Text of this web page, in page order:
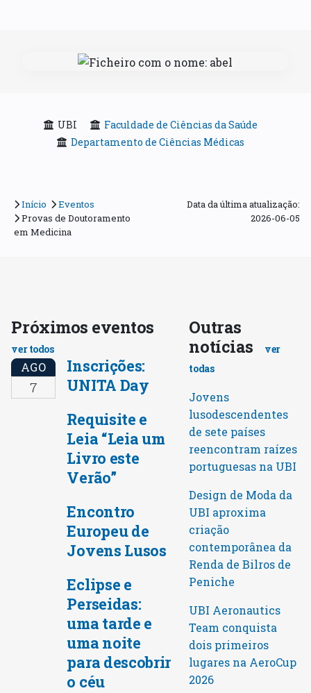
UBI
Faculdade de Ciências da Saúde
Departamento de Ciências Médicas
Início
Eventos
Provas de Doutoramento
em Medicina
Data da última atualização:
2026-06-05
Próximos eventos
ver todos
AGO
7
Inscrições:
UNITA Day
Requisite e
Leia “Leia um
Livro este
Verão”
Encontro
Europeu de
Jovens Lusos
Eclipse e
Perseidas:
uma tarde e
uma noite
para descobrir
o céu
Outras
notícias
ver
todas
Jovens
lusodescendentes
de sete países
reencontram raízes
portuguesas na UBI
Design de Moda da
UBI aproxima
criação
contemporânea da
Renda de Bilros de
Peniche
UBI Aeronautics
Team conquista
dois primeiros
lugares na AeroCup
2026